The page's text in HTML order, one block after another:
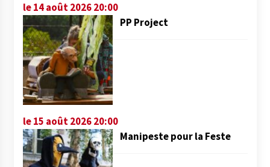
le 14 août 2026 20:00
PP Project
le 15 août 2026 20:00
Manipeste pour la Feste